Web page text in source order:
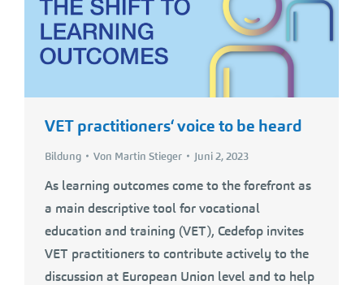
VET practitioners‘ voice to be heard
Bildung Von Martin Stieger Juni 2, 2023
As learning outcomes come to the forefront as
a main descriptive tool for vocational
education and training (VET), Cedefop invites
VET practitioners to contribute actively to the
discussion at European Union level and to help